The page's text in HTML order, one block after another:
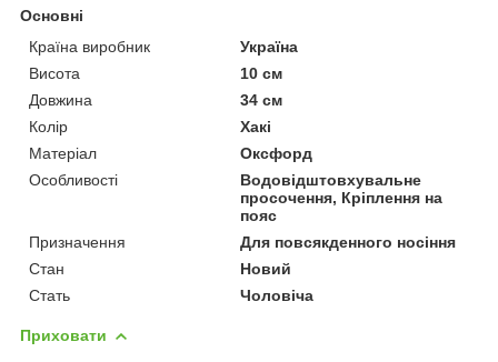
Основні
Країна виробник
Україна
Висота
10 см
Довжина
34 см
Колір
Хакі
Матеріал
Оксфорд
Особливості
Водовідштовхувальне
просочення, Кріплення на
пояс
Призначення
Для повсякденного носіння
Стан
Новий
Стать
Чоловіча
Приховати